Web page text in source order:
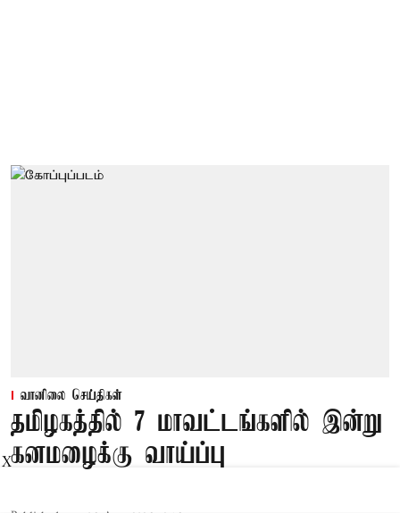
வானிலை செய்திகள்
தமிழகத்தில் 7 மாவட்டங்களில் இன்று
கனமழைக்கு வாய்ப்பு
X